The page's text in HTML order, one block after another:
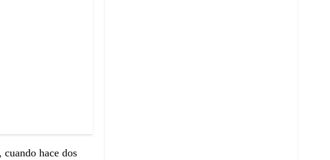
hace dos